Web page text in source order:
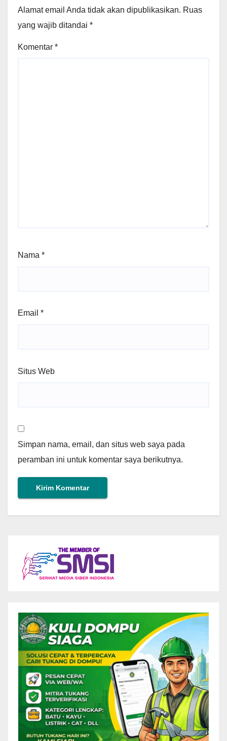
Alamat email Anda tidak akan dipublikasikan. Ruas
yang wajib ditandai *
Komentar *
Nama *
Email *
Situs Web
Simpan nama, email, dan situs web saya pada
peramban ini untuk komentar saya berikutnya.